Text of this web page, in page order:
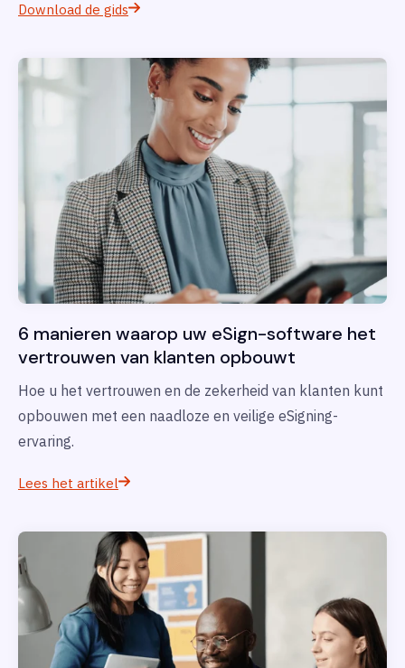
Download de gids
6 manieren waarop uw eSign-software het
vertrouwen van klanten opbouwt
Hoe u het vertrouwen en de zekerheid van klanten kunt
opbouwen met een naadloze en veilige eSigning-
ervaring.
Lees het artikel